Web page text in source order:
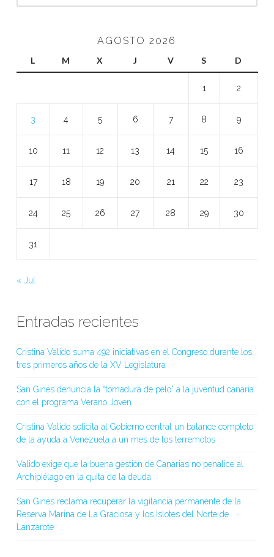
AGOSTO 2026
L M X J V S D
1 2
3 4 5 6 7 8 9
10 11 12 13 14 15 16
17 18 19 20 21 22 23
24 25 26 27 28 29 30
31
« Jul
Entradas recientes
Cristina Valido suma 492 iniciativas en el Congreso durante los
tres primeros años de la XV Legislatura
San Ginés denuncia la “tomadura de pelo” a la juventud canaria
con el programa Verano Joven
Cristina Valido solicita al Gobierno central un balance completo
de la ayuda a Venezuela a un mes de los terremotos
Valido exige que la buena gestión de Canarias no penalice al
Archipiélago en la quita de la deuda
San Ginés reclama recuperar la vigilancia permanente de la
Reserva Marina de La Graciosa y los Islotes del Norte de
Lanzarote